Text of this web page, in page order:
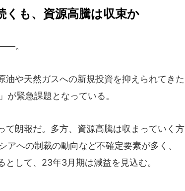
くも、資源高騰は収束か
。
や天然ガスへの新規投資を抑えられてきた
が緊急課題となっている。
朗報だ。多方、資源高騰は収まっていく方
への制裁の動向など不確定要素が多く、
して、23年3月期は減益を見込む。